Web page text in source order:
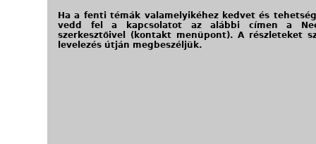
Ha a fenti témák valamelyikéhez kedvet és
vedd fel a kapcsolatot az alábbi címen a
szerkesztőivel (kontakt menüpont). A részleteket
levelezés útján megbeszéljük.